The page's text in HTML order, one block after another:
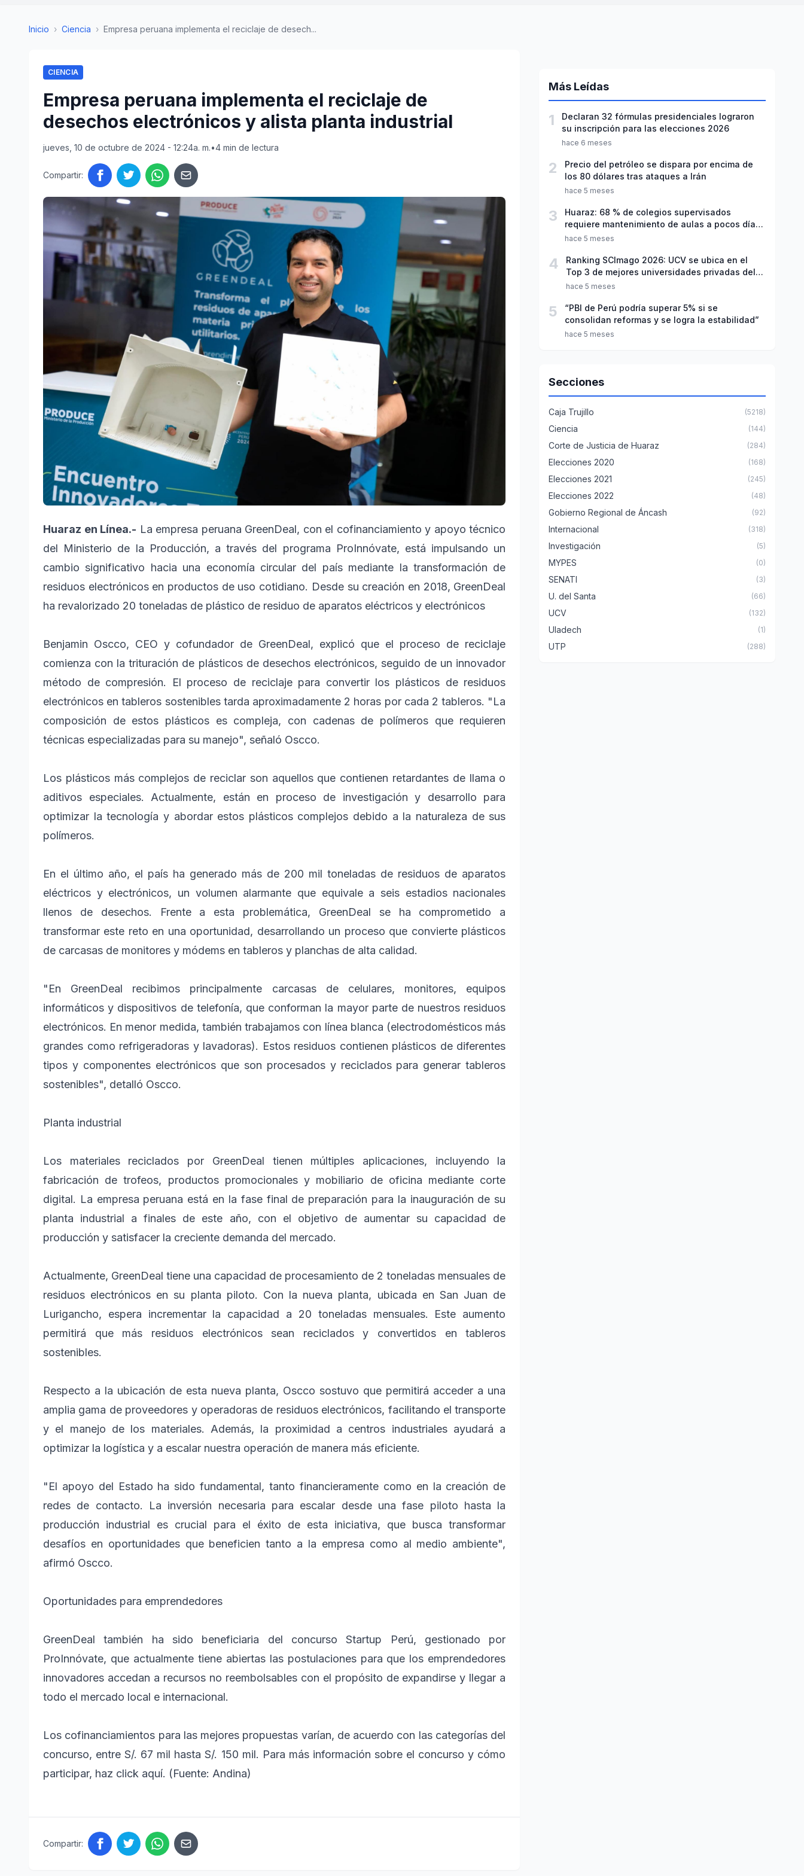
Inicio › Ciencia › Empresa peruana implementa el reciclaje de desech...
CIENCIA
Empresa peruana implementa el reciclaje de
desechos electrónicos y alista planta industrial
jueves, 10 de octubre de 2024 - 12:24a. m.•4 min de lectura
Compartir:
Huaraz en Línea.- La empresa peruana GreenDeal, con el cofinanciamiento y apoyo técnico
del Ministerio de la Producción, a través del programa ProInnóvate, está impulsando un
cambio significativo hacia una economía circular del país mediante la transformación de
residuos electrónicos en productos de uso cotidiano. Desde su creación en 2018, GreenDeal
ha revalorizado 20 toneladas de plástico de residuo de aparatos eléctricos y electrónicos
Benjamin Oscco, CEO y cofundador de GreenDeal, explicó que el proceso de reciclaje
comienza con la trituración de plásticos de desechos electrónicos, seguido de un innovador
método de compresión. El proceso de reciclaje para convertir los plásticos de residuos
electrónicos en tableros sostenibles tarda aproximadamente 2 horas por cada 2 tableros. "La
composición de estos plásticos es compleja, con cadenas de polímeros que requieren
técnicas especializadas para su manejo", señaló Oscco.
Los plásticos más complejos de reciclar son aquellos que contienen retardantes de llama o
aditivos especiales. Actualmente, están en proceso de investigación y desarrollo para
optimizar la tecnología y abordar estos plásticos complejos debido a la naturaleza de sus
polímeros.
En el último año, el país ha generado más de 200 mil toneladas de residuos de aparatos
eléctricos y electrónicos, un volumen alarmante que equivale a seis estadios nacionales
llenos de desechos. Frente a esta problemática, GreenDeal se ha comprometido a
transformar este reto en una oportunidad, desarrollando un proceso que convierte plásticos
de carcasas de monitores y módems en tableros y planchas de alta calidad.
"En GreenDeal recibimos principalmente carcasas de celulares, monitores, equipos
informáticos y dispositivos de telefonía, que conforman la mayor parte de nuestros residuos
electrónicos. En menor medida, también trabajamos con línea blanca (electrodomésticos más
grandes como refrigeradoras y lavadoras). Estos residuos contienen plásticos de diferentes
tipos y componentes electrónicos que son procesados y reciclados para generar tableros
sostenibles", detalló Oscco.
Planta industrial
Los materiales reciclados por GreenDeal tienen múltiples aplicaciones, incluyendo la
fabricación de trofeos, productos promocionales y mobiliario de oficina mediante corte
digital. La empresa peruana está en la fase final de preparación para la inauguración de su
planta industrial a finales de este año, con el objetivo de aumentar su capacidad de
producción y satisfacer la creciente demanda del mercado.
Actualmente, GreenDeal tiene una capacidad de procesamiento de 2 toneladas mensuales de
residuos electrónicos en su planta piloto. Con la nueva planta, ubicada en San Juan de
Lurigancho, espera incrementar la capacidad a 20 toneladas mensuales. Este aumento
permitirá que más residuos electrónicos sean reciclados y convertidos en tableros
sostenibles.
Respecto a la ubicación de esta nueva planta, Oscco sostuvo que permitirá acceder a una
amplia gama de proveedores y operadoras de residuos electrónicos, facilitando el transporte
y el manejo de los materiales. Además, la proximidad a centros industriales ayudará a
optimizar la logística y a escalar nuestra operación de manera más eficiente.
"El apoyo del Estado ha sido fundamental, tanto financieramente como en la creación de
redes de contacto. La inversión necesaria para escalar desde una fase piloto hasta la
producción industrial es crucial para el éxito de esta iniciativa, que busca transformar
desafíos en oportunidades que beneficien tanto a la empresa como al medio ambiente",
afirmó Oscco.
Oportunidades para emprendedores
GreenDeal también ha sido beneficiaria del concurso Startup Perú, gestionado por
ProInnóvate, que actualmente tiene abiertas las postulaciones para que los emprendedores
innovadores accedan a recursos no reembolsables con el propósito de expandirse y llegar a
todo el mercado local e internacional.
Los cofinanciamientos para las mejores propuestas varían, de acuerdo con las categorías del
concurso, entre S/. 67 mil hasta S/. 150 mil. Para más información sobre el concurso y cómo
participar, haz click aquí. (Fuente: Andina)
Compartir:
Más Leídas
1
Declaran 32 fórmulas presidenciales lograron
su inscripción para las elecciones 2026
hace 6 meses
2
Precio del petróleo se dispara por encima de
los 80 dólares tras ataques a Irán
hace 5 meses
3
Huaraz: 68 % de colegios supervisados
requiere mantenimiento de aulas a pocos días
de inicio del año escolar 2026
hace 5 meses
4
Ranking SCImago 2026: UCV se ubica en el
Top 3 de mejores universidades privadas del
Perú
hace 5 meses
5
“PBI de Perú podría superar 5% si se
consolidan reformas y se logra la estabilidad”
hace 5 meses
Secciones
Caja Trujillo (5218)
Ciencia (144)
Corte de Justicia de Huaraz (284)
Elecciones 2020 (168)
Elecciones 2021 (245)
Elecciones 2022 (48)
Gobierno Regional de Áncash (92)
Internacional (318)
Investigación (5)
MYPES (0)
SENATI (3)
U. del Santa (66)
UCV (132)
Uladech (1)
UTP (288)